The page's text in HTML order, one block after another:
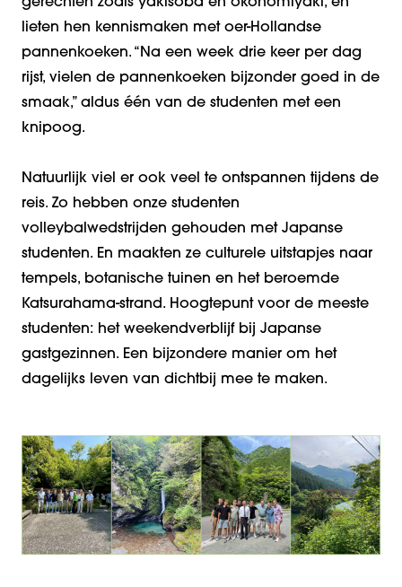
lieten hen kennismaken met oer-Hollandse
pannenkoeken. “Na een week drie keer per dag
rijst, vielen de pannenkoeken bijzonder goed in de
smaak,” aldus één van de studenten met een
knipoog.
Natuurlijk viel er ook veel te ontspannen tijdens de
reis. Zo hebben onze studenten
volleybalwedstrijden gehouden met Japanse
studenten. En maakten ze culturele uitstapjes naar
tempels, botanische tuinen en het beroemde
Katsurahama-strand. Hoogtepunt voor de meeste
studenten: het weekendverblijf bij Japanse
gastgezinnen. Een bijzondere manier om het
dagelijks leven van dichtbij mee te maken.